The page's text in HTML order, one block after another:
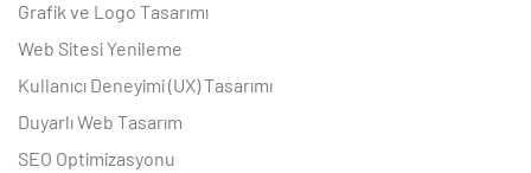
Grafik ve Logo Tasarımı
Web Sitesi Yenileme
Kullanıcı Deneyimi (UX) Tasarımı
Duyarlı Web Tasarım
SEO Optimizasyonu